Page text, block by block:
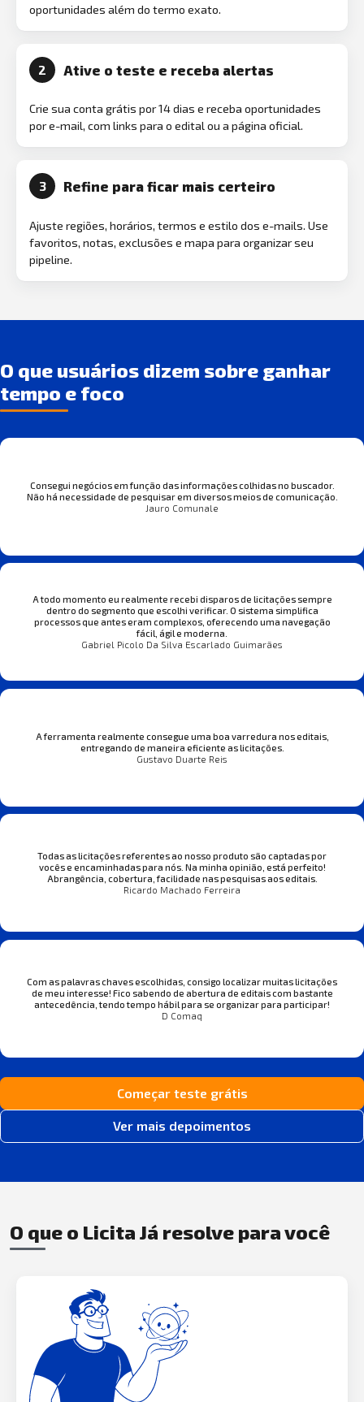
oportunidades além do termo exato.
2 Ative o teste e receba alertas
Crie sua conta grátis por 14 dias e receba oportunidades
por e-mail, com links para o edital ou a página oficial.
3 Refine para ficar mais certeiro
Ajuste regiões, horários, termos e estilo dos e-mails. Use
favoritos, notas, exclusões e mapa para organizar seu
pipeline.
O que usuários dizem sobre ganhar
tempo e foco
Consegui negócios em função das informações colhidas no buscador.
Não há necessidade de pesquisar em diversos meios de comunicação.
Jauro Comunale
A todo momento eu realmente recebi disparos de licitações sempre
dentro do segmento que escolhi verificar. O sistema simplifica
processos que antes eram complexos, oferecendo uma navegação
fácil, ágil e moderna.
Gabriel Picolo Da Silva Escarlado Guimarães
A ferramenta realmente consegue uma boa varredura nos editais,
entregando de maneira eficiente as licitações.
Gustavo Duarte Reis
Todas as licitações referentes ao nosso produto são captadas por
vocês e encaminhadas para nós. Na minha opinião, está perfeito!
Abrangência, cobertura, facilidade nas pesquisas aos editais.
Ricardo Machado Ferreira
Com as palavras chaves escolhidas, consigo localizar muitas licitações
de meu interesse! Fico sabendo de abertura de editais com bastante
antecedência, tendo tempo hábil para se organizar para participar!
D Comaq
Começar teste grátis
Ver mais depoimentos
O que o Licita Já resolve para você